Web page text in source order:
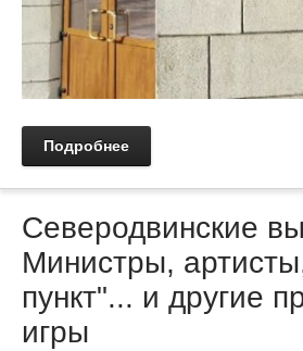
Подробнее
Северодвинские
Министры,
пункт"... и другие
игры